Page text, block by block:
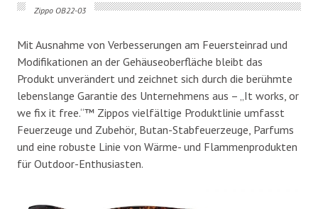
Zippo OB22-03
Mit Ausnahme von Verbesserungen am Feuersteinrad und
Modifikationen an der Gehäuseoberfläche bleibt das
Produkt unverändert und zeichnet sich durch die berühmte
lebenslange Garantie des Unternehmens aus – „It works, or
we fix it free.“™ Zippos vielfältige Produktlinie umfasst
Feuerzeuge und Zubehör, Butan-Stabfeuerzeuge, Parfums
und eine robuste Linie von Wärme- und Flammenprodukten
für Outdoor-Enthusiasten.